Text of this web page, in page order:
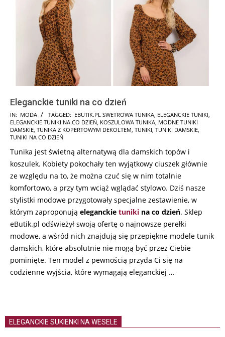
Eleganckie tuniki na co dzień
2024-
11-
13
IN: MODA TAGGED: EBUTIK.PL SWETROWA TUNIKA, ELEGANCKIE TUNIKI,
ELEGANCKIE TUNIKI NA CO DZIEŃ, KOSZULOWA TUNIKA, MODNE TUNIKI
DAMSKIE, TUNIKA Z KOPERTOWYM DEKOLTEM, TUNIKI, TUNIKI DAMSKIE,
TUNIKI NA CO DZIEŃ
Tunika jest świetną alternatywą dla damskich topów i
koszulek. Kobiety pokochały ten wyjątkowy ciuszek głównie
ze względu na to, że można czuć się w nim totalnie
komfortowo, a przy tym wciąż wglądać stylowo. Dziś nasze
stylistki modowe przygotowały specjalne zestawienie, w
którym zaproponują eleganckie tuniki na co dzień. Sklep
eButik.pl odświeżył swoją ofertę o najnowsze perełki
modowe, a wśród nich znajdują się przepiękne modele tunik
damskich, które absolutnie nie mogą być przez Ciebie
pominięte. Ten model z pewnością przyda Ci się na
codzienne wyjścia, które wymagają eleganckiej …
ELEGANCKIE SUKIENKI NA WESELE